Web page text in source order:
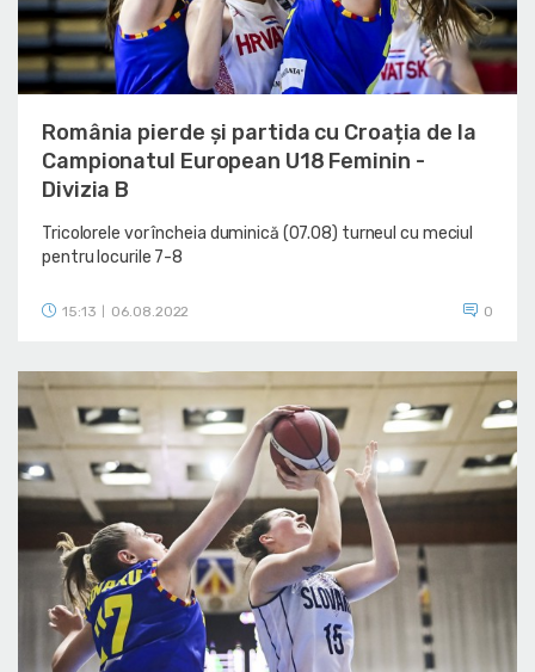
România pierde și partida cu Croația de la
Campionatul European U18 Feminin -
Divizia B
Tricolorele vor încheia duminică (07.08) turneul cu meciul
pentru locurile 7-8
15:13 06.08.2022 0